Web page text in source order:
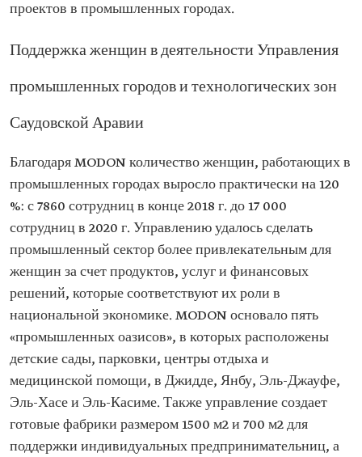
проектов в промышленных городах.
Поддержка женщин в деятельности Управления
промышленных городов и технологических зон
Саудовской Аравии
Благодаря MODON количество женщин, работающих в
промышленных городах выросло практически на 120
%: с 7860 сотрудниц в конце 2018 г. до 17 000
сотрудниц в 2020 г. Управлению удалось сделать
промышленный сектор более привлекательным для
женщин за счет продуктов, услуг и финансовых
решений, которые соответствуют их роли в
национальной экономике. MODON основало пять
«промышленных оазисов», в которых расположены
детские сады, парковки, центры отдыха и
медицинской помощи, в Джидде, Янбу, Эль-Джауфе,
Эль-Хасе и Эль-Касиме. Также управление создает
готовые фабрики размером 1500 м2 и 700 м2 для
поддержки индивидуальных предпринимательниц, а